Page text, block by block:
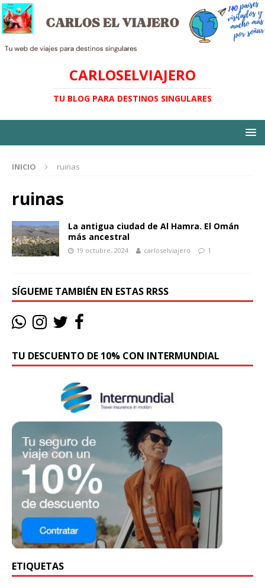
CARLOSELVIAJERO
TU BLOG PARA DESTINOS SINGULARES
INICIO ruinas
ruinas
La antigua ciudad de Al Hamra. El Omán
más ancestral
19 octubre, 2024 carloselviajero 1
SÍGUEME TAMBIÉN EN ESTAS RRSS
TU DESCUENTO DE 10% CON INTERMUNDIAL
ETIQUETAS